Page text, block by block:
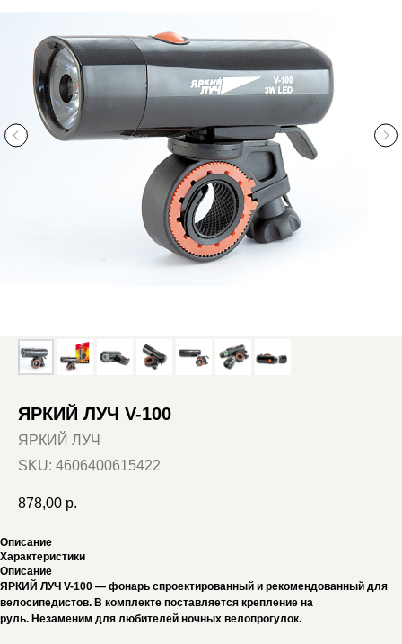
ЯРКИЙ ЛУЧ V-100
ЯРКИЙ ЛУЧ
SKU: 4606400615422
878,00 р.
Описание
Характеристики
Описание
ЯРКИЙ ЛУЧ V-100 — фонарь спроектированный и рекомендованный для
велосипедистов. В комплекте поставляется крепление на
руль. Незаменим для любителей ночных велопрогулок.